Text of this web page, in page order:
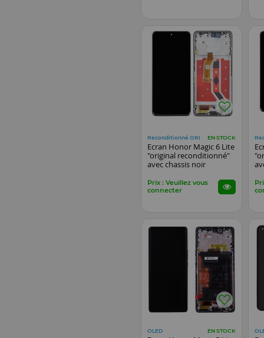
Reconditionné ORI EN STOCK
Ecran Honor Magic 6 Lite
"original reconditionné"
avec chassis noir
Prix : Veuillez vous
connecter
OLED EN STOCK